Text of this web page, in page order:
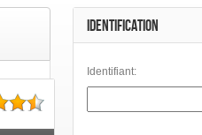
IDENTIFICATION
Identifiant: